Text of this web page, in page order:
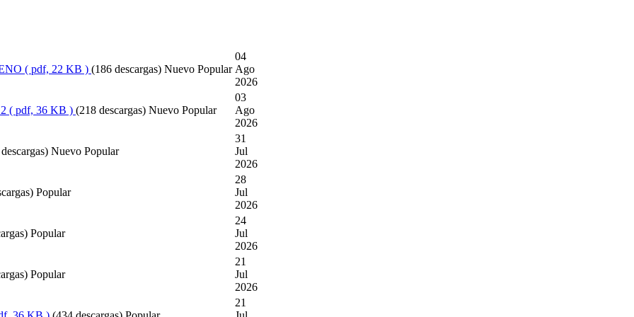
( pdf, 22 KB ) (186 descargas) Nuevo Popular
04
Ago
2026
( pdf, 36 KB ) (218 descargas) Nuevo Popular
03
Ago
2026
Nuevo Popular
31
Jul
2026
Popular
28
Jul
2026
Popular
24
Jul
2026
Popular
21
Jul
2026
21